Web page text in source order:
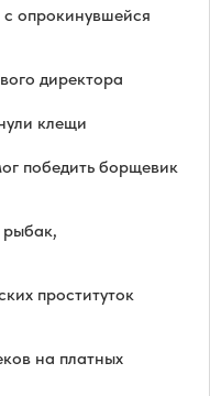
опрокинувшейся
директора
клещи
победить борщевик
рыбак,
проституток
на платных